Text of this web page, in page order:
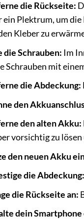
die Rückseite:
ein Plektrum, um
Kleber zu
die Schrauben: Im
Schrauben mit
die Abdeckung:
den
den alten Akku:
vorsichtig zu
den neuen Akku
die Abdeckung:
die Rückseite an:
dein Smartphone